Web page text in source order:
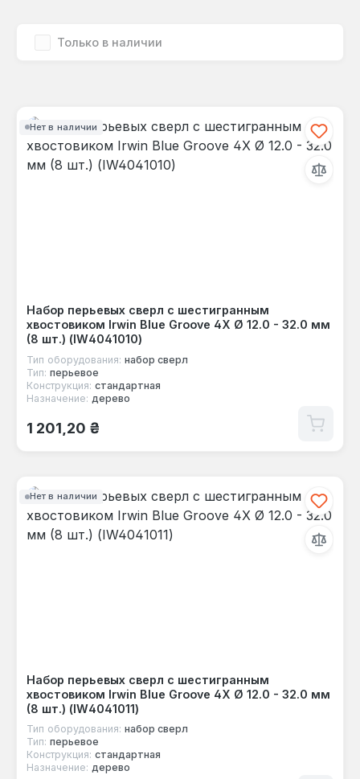
Только в наличии
Нет в наличии
Набор перьевых сверл с шестигранным
хвостовиком Irwin Blue Groove 4X Ø 12.0 - 32.0 мм
(8 шт.) (IW4041010)
Тип оборудования: набор сверл
Тип: перьевое
Конструкция: стандартная
Назначение: дерево
Обычная цена:
1 201,20 ₴
Нет в наличии
Набор перьевых сверл с шестигранным
хвостовиком Irwin Blue Groove 4X Ø 12.0 - 32.0 мм
(8 шт.) (IW4041011)
Тип оборудования: набор сверл
Тип: перьевое
Конструкция: стандартная
Назначение: дерево